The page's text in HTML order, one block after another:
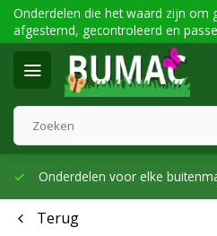
Onderdelen die het waard zijn om
afgestemd, gecontroleerd en
Onderdelen voor elke
Terug